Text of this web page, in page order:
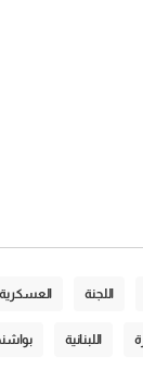
اللجنة العسكرية
اللبنانية